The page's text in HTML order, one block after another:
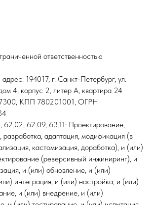
ответственностью
194017, г. Санкт-Петербург, ул.
4, корпус 2, литер А, квартира 24
КПП 780201001, ОГРН
62.09, 63.11: Проектирование,
разработка, адаптация, модификация (в
кастомизация, доработка), и (или)
(реверсивный инжиниринг), и
и (или) обновление, и (или)
интеграция, и (или) настройка, и (или)
и (или) внедрение, и (или)